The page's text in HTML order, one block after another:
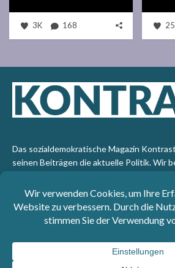
3K 168
Das sozialdemokratische Magazin
seinen Beiträgen die aktuelle Politik. Wir
emanzipatorischen Standpunkt aus.
sozialen Gerechtigkeit auf die Welt.
: SPÖ-Klub - 1017 Wien -
3393 - e-mail: redaktion@kontrast.at -